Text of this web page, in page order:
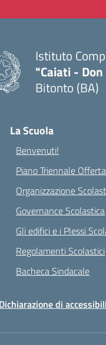
Istituto
"Caiati -
Bitonto (BA)
La Scuola
Benvenuti!
Piano Triennale
Organizzazione
Governance Scolastica
Gli edifici e i Plessi
Regolamenti Scolastici
Bacheca Sindacale
Dichiarazione di